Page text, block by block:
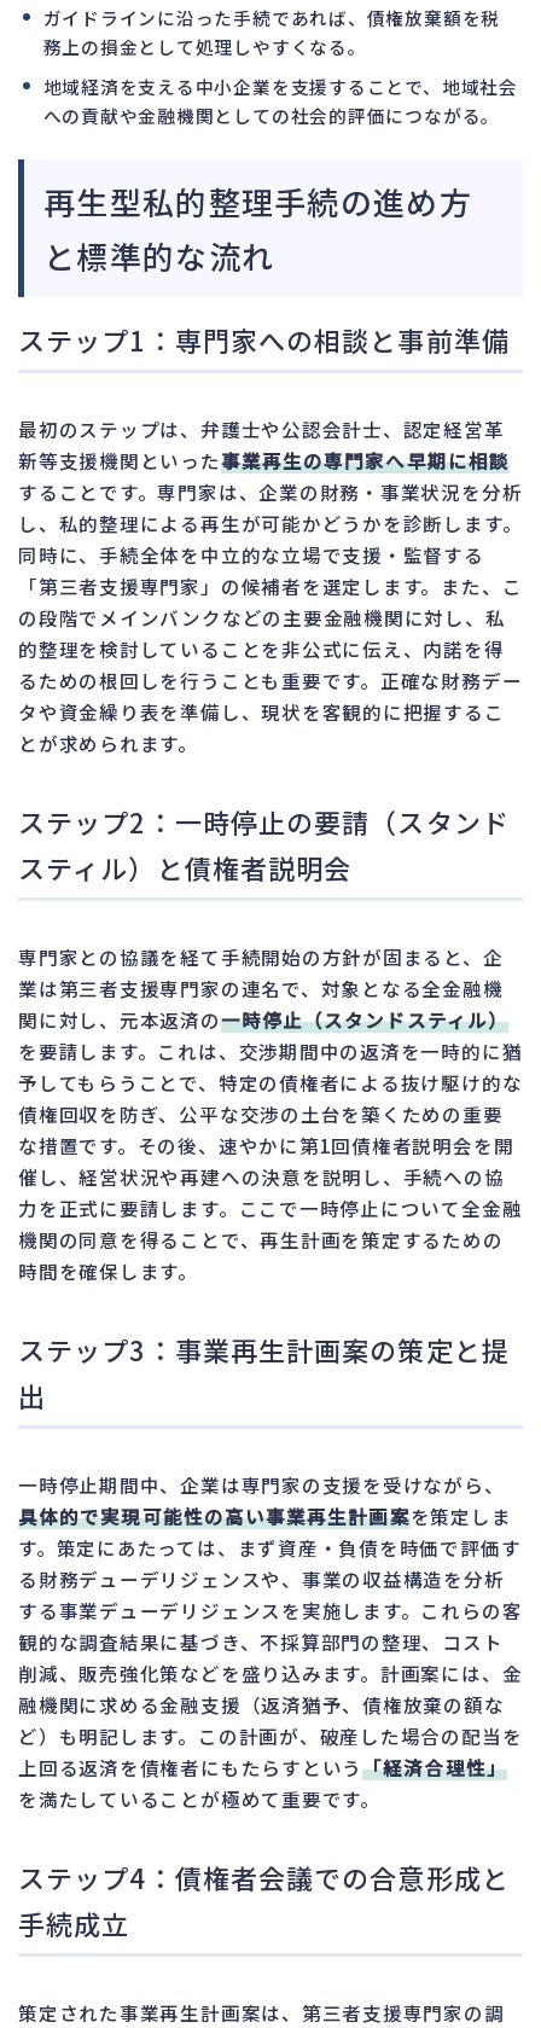
ガイドラインに沿った手続であれば、債権放棄額を税
務上の損金として処理しやすくなる。
地域経済を支える中小企業を支援することで、地域社会
への貢献や金融機関としての社会的評価につながる。
再生型私的整理手続の進め方
と標準的な流れ
ステップ1：専門家への相談と事前準備
最初のステップは、弁護士や公認会計士、認定経営革
新等支援機関といった事業再生の専門家へ早期に相談
することです。専門家は、企業の財務・事業状況を分析
し、私的整理による再生が可能かどうかを診断します。
同時に、手続全体を中立的な立場で支援・監督する
「第三者支援専門家」の候補者を選定します。また、こ
の段階でメインバンクなどの主要金融機関に対し、私
的整理を検討していることを非公式に伝え、内諾を得
るための根回しを行うことも重要です。正確な財務デー
タや資金繰り表を準備し、現状を客観的に把握するこ
とが求められます。
ステップ2：一時停止の要請（スタンド
スティル）と債権者説明会
専門家との協議を経て手続開始の方針が固まると、企
業は第三者支援専門家の連名で、対象となる全金融機
関に対し、元本返済の一時停止（スタンドスティル）
を要請します。これは、交渉期間中の返済を一時的に猶
予してもらうことで、特定の債権者による抜け駆け的な
債権回収を防ぎ、公平な交渉の土台を築くための重要
な措置です。その後、速やかに第1回債権者説明会を開
催し、経営状況や再建への決意を説明し、手続への協
力を正式に要請します。ここで一時停止について全金融
機関の同意を得ることで、再生計画を策定するための
時間を確保します。
ステップ3：事業再生計画案の策定と提
出
一時停止期間中、企業は専門家の支援を受けながら、
具体的で実現可能性の高い事業再生計画案を策定しま
す。策定にあたっては、まず資産・負債を時価で評価す
る財務デューデリジェンスや、事業の収益構造を分析
する事業デューデリジェンスを実施します。これらの客
観的な調査結果に基づき、不採算部門の整理、コスト
削減、販売強化策などを盛り込みます。計画案には、金
融機関に求める金融支援（返済猶予、債権放棄の額な
ど）も明記します。この計画が、破産した場合の配当を
上回る返済を債権者にもたらすという「経済合理性」
を満たしていることが極めて重要です。
ステップ4：債権者会議での合意形成と
手続成立
策定された事業再生計画案は、第三者支援専門家の調